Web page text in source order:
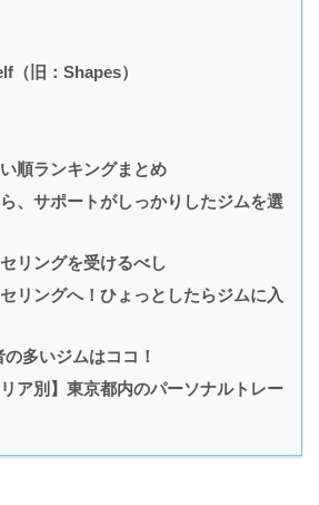
（旧：Shapes）
順ランキングまとめ
、サポートがしっかりしたジムを選
リングを受けるべし
リングへ！ひょっとしたらジムに入
多いジムはココ！
ア別】東京都内のパーソナルトレー